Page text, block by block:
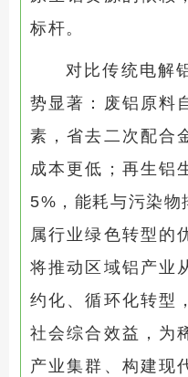
标杆。
对比传统电解
势显著：废铝原料
素，省去二次配合
成本更低；再生铝
5%，能耗与污染物
属行业绿色转型的
将推动区域铝产业
约化、循环化转型
社会综合效益，为
产业集群、构建现